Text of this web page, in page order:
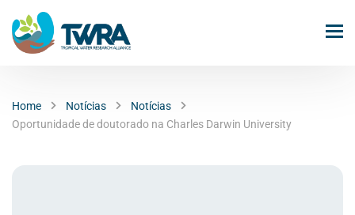
Home Notícias
Notícias
Oportunidade de doutorado na Charles Darwin University